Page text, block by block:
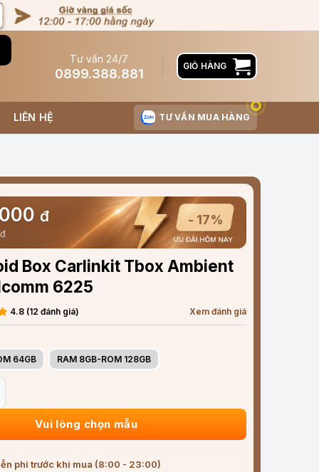
Tư vấn 24/7
0899.388.881
GIỎ HÀNG
LIÊN HỆ TƯ VẤN MUA HÀNG
đ
đ
- 17%
Box Carlinkit Tbox Ambient
6225
4.8 (12 đánh giá) Xem đánh giá
64GB RAM 8GB-ROM 128GB
Carlinkit Tbox Ambient Led Qualcomm 6225 số lượng
Vui lòng chọn mẫu
phí trước khi mua (8:00 - 23:00)